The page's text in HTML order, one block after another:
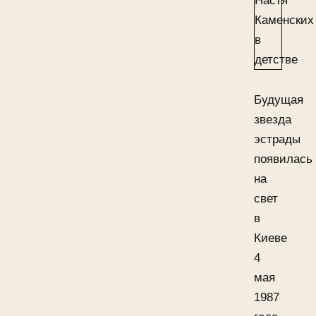
Будущая
звезда
эстрады
появилась
на
свет
в
Киеве
4
мая
1987